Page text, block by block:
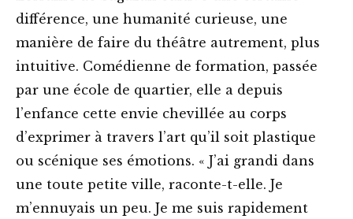
différence, une humanité curieuse, une
manière de faire du théâtre autrement, plus
intuitive. Comédienne de formation, passée
par une école de quartier, elle a depuis
l’enfance cette envie chevillée au corps
d’exprimer à travers l’art qu’il soit plastique
ou scénique ses émotions. « J’ai grandi dans
une toute petite ville, raconte-t-elle. Je
m’ennuyais un peu. Je me suis rapidement